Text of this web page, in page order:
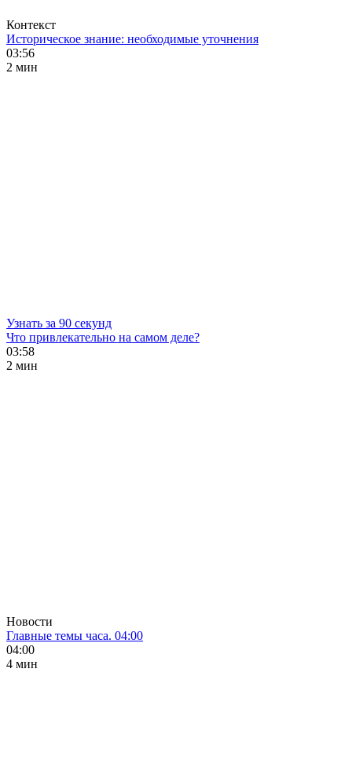
Контекст
Историческое знание: необходимые уточнения
03:56
2 мин
Узнать за 90 секунд
Что привлекательно на самом деле?
03:58
2 мин
Новости
Главные темы часа. 04:00
04:00
4 мин